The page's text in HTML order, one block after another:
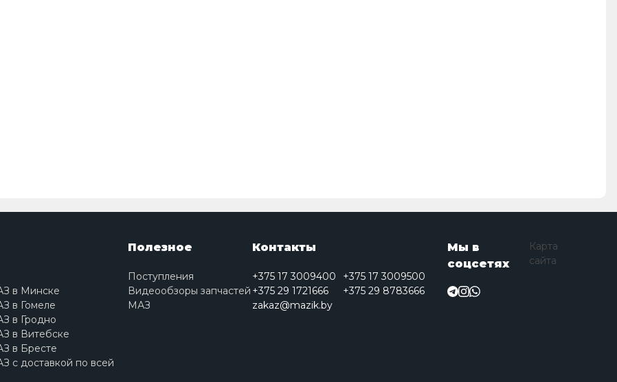
в Минске
в Гомеле
в Гродно
в Витебске
в Бресте
с доставкой по всей
Полезное
Поступления
Видеообзоры запчастей
МАЗ
Контакты
+375 17 3009400
+375 17 3009500
+375 29 1721666
+375 29 8783666
zakaz@mazik.by
Мы в
соцсетях
Карта
сайта